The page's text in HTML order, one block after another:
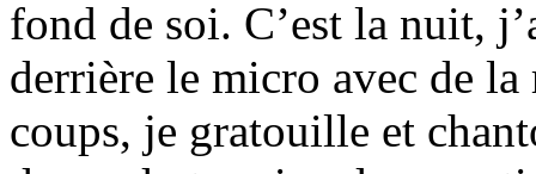
fond de soi. C’est la nuit,
derrière le micro avec de
coups, je gratouille et